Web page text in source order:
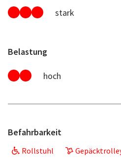
stark
Belastung
hoch
Befahrbarkeit
Rollstuhl